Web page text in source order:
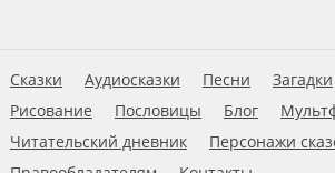
Сказки Аудиосказки Песни Загадки
Рисование
Пословицы Блог
Читательский дневник
Персонажи